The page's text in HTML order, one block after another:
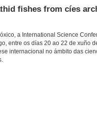
fishes from cíes
a International Science
entre os días 20 ao 22 de xuño
internacional no ámbito das